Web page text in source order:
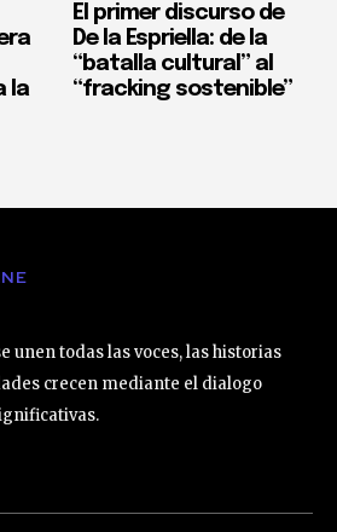
la
El primer discurso de
De la Espriella: de la
“batalla cultural” al
“fracking sostenible”
unen todas las voces, las historias
crecen mediante el dialogo